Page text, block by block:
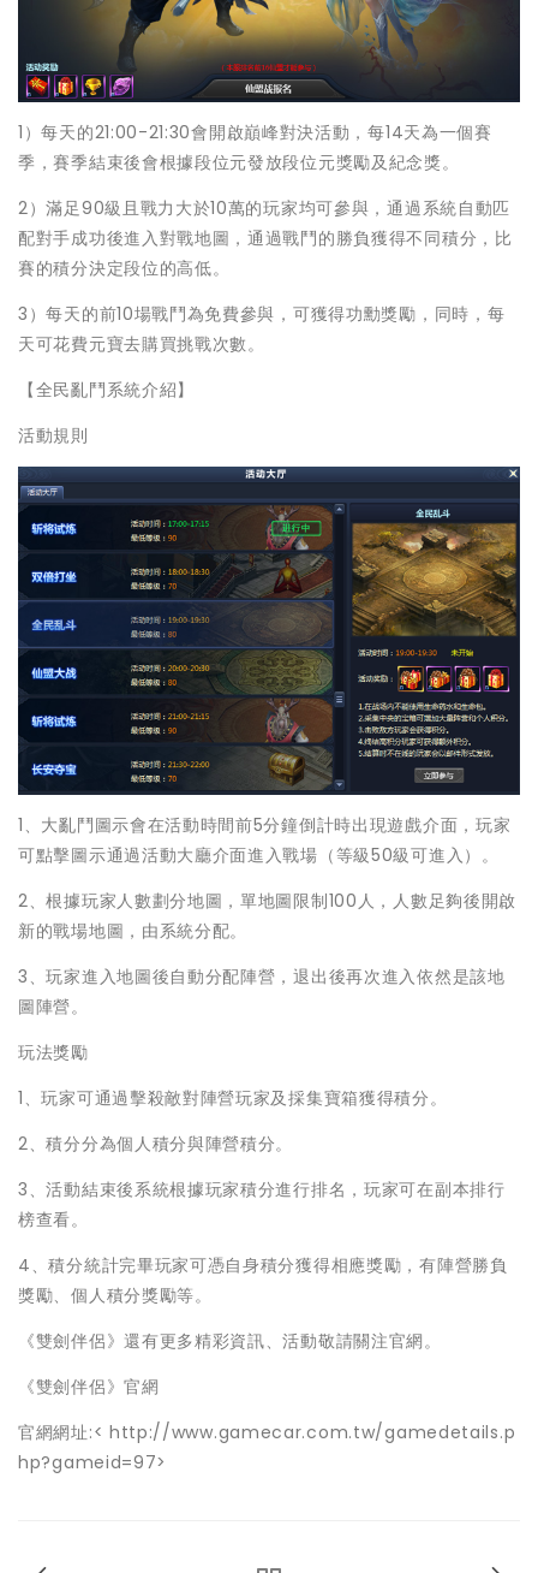
1）每天的21:00-21:30會開啟巔峰對決活動，每14天為一個賽
季，賽季結束後會根據段位元發放段位元獎勵及紀念獎。
2）滿足90級且戰力大於10萬的玩家均可參與，通過系統自動匹
配對手成功後進入對戰地圖，通過戰鬥的勝負獲得不同積分，比
賽的積分決定段位的高低。
3）每天的前10場戰鬥為免費參與，可獲得功勳獎勵，同時，每
天可花費元寶去購買挑戰次數。
【全民亂鬥系統介紹】
活動規則
1、大亂鬥圖示會在活動時間前5分鐘倒計時出現遊戲介面，玩家
可點擊圖示通過活動大廳介面進入戰場（等級50級可進入）。
2、根據玩家人數劃分地圖，單地圖限制100人，人數足夠後開啟
新的戰場地圖，由系統分配。
3、玩家進入地圖後自動分配陣營，退出後再次進入依然是該地
圖陣營。
玩法獎勵
1、玩家可通過擊殺敵對陣營玩家及採集寶箱獲得積分。
2、積分分為個人積分與陣營積分。
3、活動結束後系統根據玩家積分進行排名，玩家可在副本排行
榜查看。
4、積分統計完畢玩家可憑自身積分獲得相應獎勵，有陣營勝負
獎勵、個人積分獎勵等。
《雙劍伴侶》還有更多精彩資訊、活動敬請關注官網。
《雙劍伴侶》官網
官網網址:< http://www.gamecar.com.tw/gamedetails.p
hp?gameid=97>